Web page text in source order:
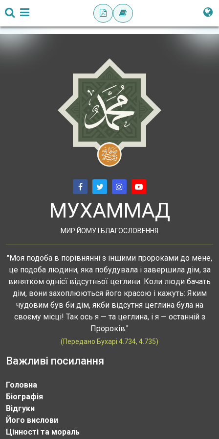
МУХАММАД
МИР ЙОМУ І БЛАГОСЛОВЕННЯ
"Моя подоба в порівнянні з іншими пророками до мене,
це подоба людини, яка побудувала і завершила дім, за
винятком однієї відсутньої цеглини. Коли люди бачать
дім, вони захоплюються його красою і кажуть: Яким
чудовим був би дім, якби відсутня цеглина була на
своєму місці! Так ось я — та цеглина, і я — останній з
Пророків."
(Передано Бухарі 4.734, 4.735)
Важливі посилання
Головна
Біографія
Відгуки
Його вислови
Цінності та мораль